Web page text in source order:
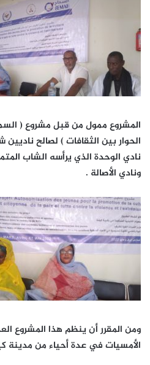
المشروع ممول من قبل مشروع (
الحوار بين الثقافات ) لصالح
نادي الوحدة الذي يرأسه الشاب
ونادي الأصالة .
ومن المقرر أن ينظم هذا المشروع
الأمسيات في عدة أحياء من مدينة